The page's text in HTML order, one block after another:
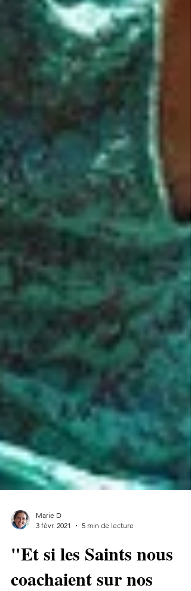
"Et si les Saints nous